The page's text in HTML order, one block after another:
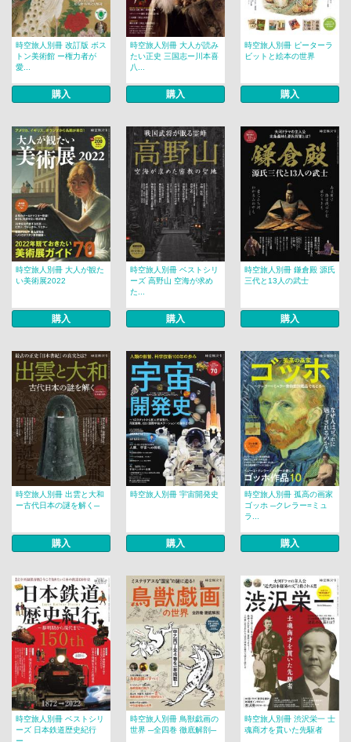
時空旅人別冊 改訂版 ボス
トン美術館 ー権力者が
愛...
購入
時空旅人別冊 大人が読み
たい正史 三国志ー川本喜
八...
購入
時空旅人別冊 ピーターラ
ビットと絵本の世界
購入
時空旅人別冊 大人が観た
い美術展2022
購入
時空旅人別冊 ベストシリ
ーズ 高野山 空海が求め
た...
購入
時空旅人別冊 鎌倉殿 源氏
三代と13人の武士
購入
時空旅人別冊 出雲と大和
ー古代日本の謎を解く─
購入
時空旅人別冊 宇宙開発史
購入
時空旅人別冊 孤高の画家
ゴッホ ─クレラー=ミュ
ラ...
購入
時空旅人別冊 ベストシリ
ーズ 日本鉄道歴史紀行
時空旅人別冊 鳥獣戯画の
世界 ─全四巻 徹底解剖─
時空旅人別冊 渋沢栄一 士
魂商才を貫いた先駆者